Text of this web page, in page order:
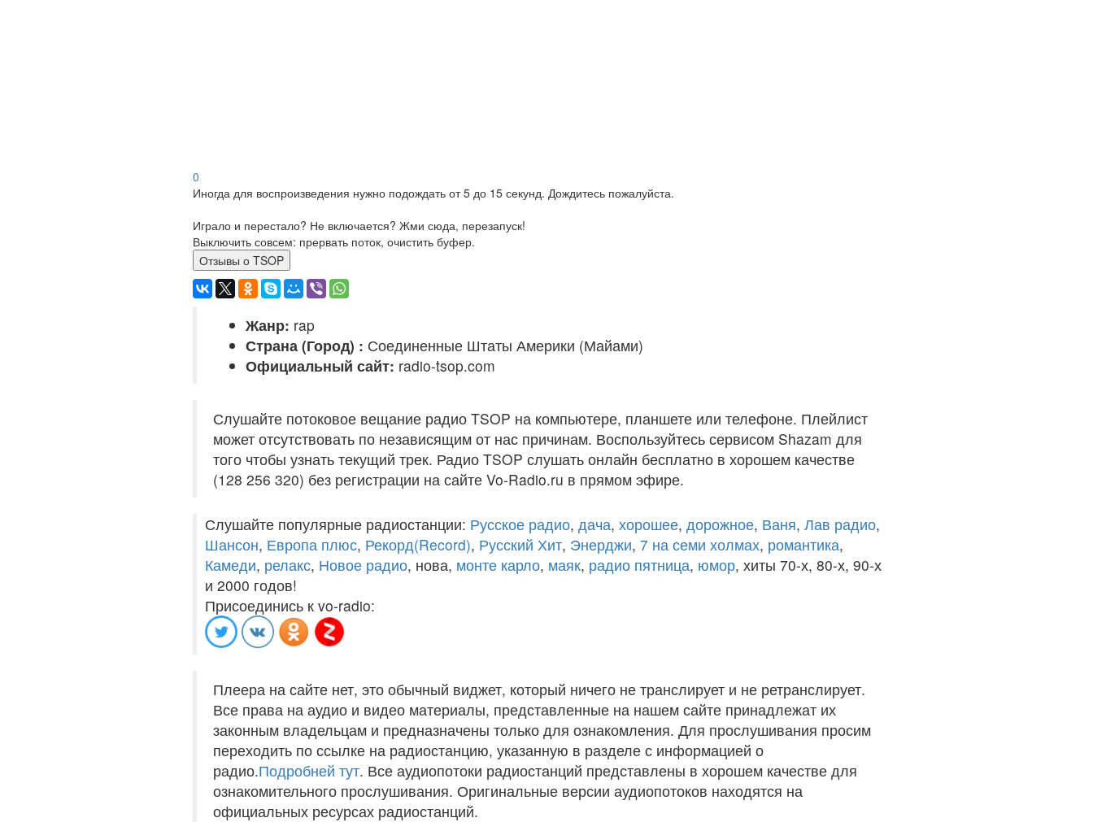
0
Иногда для воспроизведения нужно подождать от 5 до 15 секунд. Дождитесь пожалуйста.
Играло и перестало? Не включается? Жми сюда, перезапуск!
Выключить совсем: прервать поток, очистить буфер.
Отзывы о TSOP
Жанр: rap
Страна (Город) : Соединенные Штаты Америки (Майами)
Официальный сайт: radio-tsop.com
Слушайте потоковое вещание радио TSOP на компьютере, планшете или телефоне. Плейлист
может отсутствовать по независящим от нас причинам. Воспользуйтесь сервисом Shazam для
того чтобы узнать текущий трек. Радио TSOP слушать онлайн бесплатно в хорошем качестве
(128 256 320) без регистрации на сайте Vo-Radio.ru в прямом эфире.
Слушайте популярные радиостанции: Русское радио, дача, хорошее, дорожное, Ваня, Лав радио,
Шансон, Европа плюс, Рекорд(Record), Русский Хит, Энерджи, 7 на семи холмах, романтика,
Камеди, релакс, Новое радио, нова, монте карло, маяк, радио пятница, юмор, хиты 70-х, 80-х, 90-х
и 2000 годов!
Присоединись к vo-radio:
Плеера на сайте нет, это обычный виджет, который ничего не транслирует и не ретранслирует.
Все права на аудио и видео материалы, представленные на нашем сайте принадлежат их
законным владельцам и предназначены только для ознакомления. Для прослушивания просим
переходить по ссылке на радиостанцию, указанную в разделе с информацией о
радио.Подробней тут. Все аудиопотоки радиостанций представлены в хорошем качестве для
ознакомительного прослушивания. Оригинальные версии аудиопотоков находятся на
официальных ресурсах радиостанций.